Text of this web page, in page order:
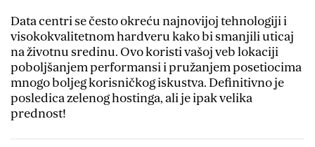
Data centri se često okreću najnovijoj tehnologiji i
visokokvalitetnom hardveru kako bi smanjili uticaj
na životnu sredinu. Ovo koristi vašoj veb lokaciji
poboljšanjem performansi i pružanjem posetiocima
mnogo boljeg korisničkog iskustva. Definitivno je
posledica zelenog hostinga, ali je ipak velika
prednost!